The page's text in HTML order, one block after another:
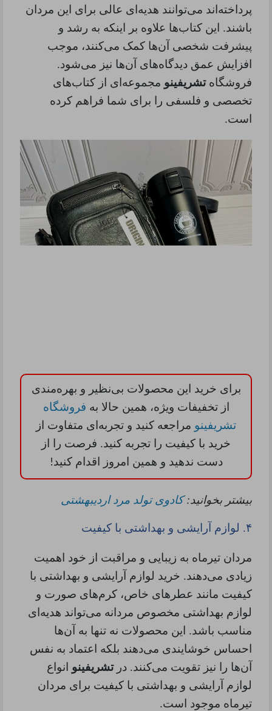
پرداخته‌اند می‌توانند هدیه‌ای عالی برای این مردان
باشند. این کتاب‌ها علاوه بر اینکه به رشد و
پیشرفت شخصی آن‌ها کمک می‌کنند، موجب
افزایش عمق دیدگاه‌های آن‌ها نیز می‌شود.
فروشگاهتشریفینو مجموعه‌ای از کتاب‌های
تخصصی و فلسفی را برای شما فراهم کرده
است.
برای خرید این محصولات بی‌نظیر و بهره‌مندی
از تخفیفات ویژه، همین حالا به فروشگاه
تشریفینو مراجعه کنید و تجربه‌ای متفاوت از
خرید با کیفیت را تجربه کنید. فرصت را از
دست ندهید و همین امروز اقدام کنید!
بیشتر بخوانید:کادوی تولد مرد اردیبهشتی
۴. لوازم آرایشی و بهداشتی با کیفیت
مردان تیرماه به زیبایی و مراقبت از خود اهمیت
زیادی می‌دهند. خرید لوازم آرایشی و بهداشتی با
کیفیت مانند عطرهای خاص، کرم‌های صورت و
لوازم بهداشتی مخصوص مردانه می‌تواند هدیه‌ای
مناسب باشد. این محصولات نه تنها به آن‌ها
احساس خوشایندی می‌دهند بلکه اعتماد به نفس
آن‌ها را نیز تقویت می‌کنند. درتشریفینو انواع
لوازم آرایشی و بهداشتی با کیفیت برای مردان
تیرماه موجود است.